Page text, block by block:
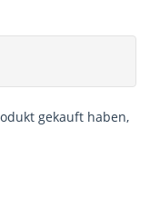
gekauft haben,